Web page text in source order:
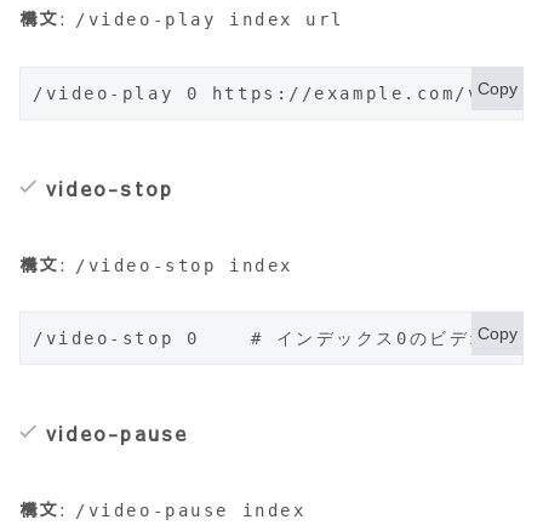
構文: /video-play index url
/video-play 0 https://example.com/ Copy
video-stop
構文: /video-stop index
/video-stop 0    # インデックス0のビデオを停
Copy
video-pause
構文: /video-pause index